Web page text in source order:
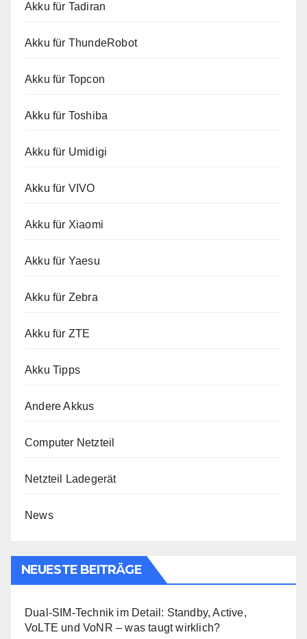
Akku für Tadiran
Akku für ThundeRobot
Akku für Topcon
Akku für Toshiba
Akku für Umidigi
Akku für VIVO
Akku für Xiaomi
Akku für Yaesu
Akku für Zebra
Akku für ZTE
Akku Tipps
Andere Akkus
Computer Netzteil
Netzteil Ladegerät
News
NEUESTE BEITRÄGE
Dual-SIM-Technik im Detail: Standby, Active,
VoLTE und VoNR – was taugt wirklich?